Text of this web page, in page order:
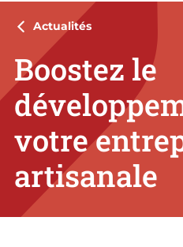
CMA Nouvelle-Aquitaine
Actualités
Boostez le
votre
artisanale